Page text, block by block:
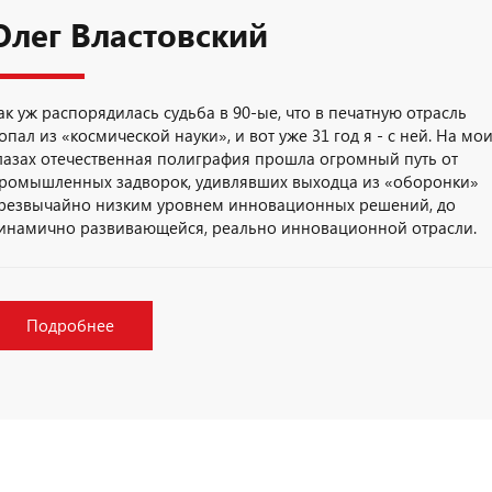
Властовский
уж распорядилась судьба в 90-ые, что в печатную отрасль
из «космической науки», и вот уже 31 год я - с ней. На
отечественная полиграфия прошла огромный путь от
задворок, удивлявших выходца из «оборонки»
низким уровнем инновационных решений, до
развивающейся, реально инновационной отрасли.
Подробнее